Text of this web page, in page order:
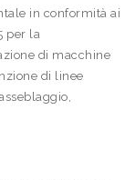
in conformità ai
per la
di macchine
di linee